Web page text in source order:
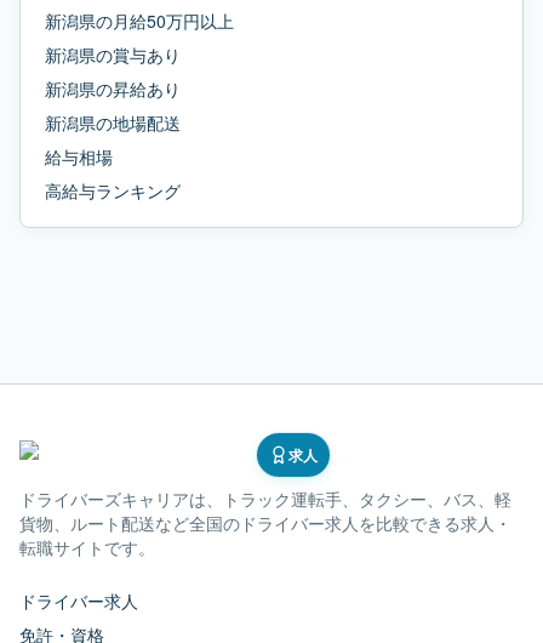
新潟県の月給50万円以上
新潟県の賞与あり
新潟県の昇給あり
新潟県の地場配送
給与相場
高給与ランキング
求人
ドライバーズキャリアは、トラック運転手、タクシー、バス、軽
貨物、ルート配送など全国のドライバー求人を比較できる求人・
転職サイトです。
ドライバー求人
免許・資格